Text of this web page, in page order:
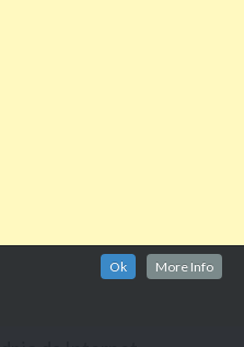
Ok More Info